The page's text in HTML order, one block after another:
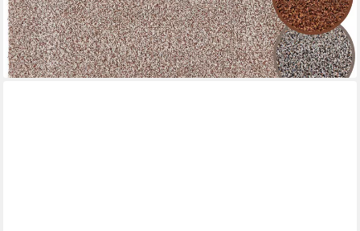
-19%
lieferbar - in 2-3 Werktagen bei dir